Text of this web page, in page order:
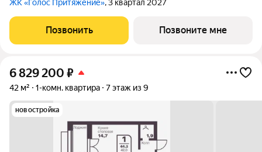
ЖК «Голос Притяжение», 3 квартал 2027
Позвонить Позвоните мне
6 829 200 ₽
42 м² 1-комн. квартира 7 этаж из 9
новостройка